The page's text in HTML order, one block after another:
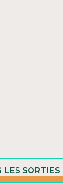
LES SORTIES